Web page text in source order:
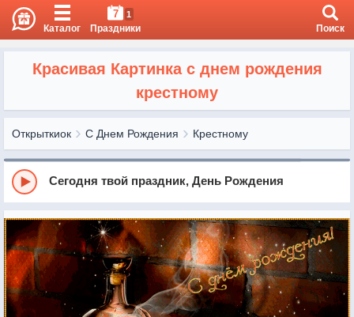
Каталог
7 1
Праздники Поиск
Красивая Картинка с днем рождения
крестному
Открыткиок С Днем Рождения Крестному
Сегодня твой праздник, День Рождения